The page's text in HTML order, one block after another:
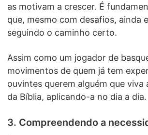
as motivam a crescer. É
que, mesmo com desafios, ainda
seguindo o caminho certo.
Assim como um jogador de
movimentos de quem já tem
ouvintes querem alguém que viva
da Bíblia, aplicando-a no dia a dia.
3. Compreendendo a